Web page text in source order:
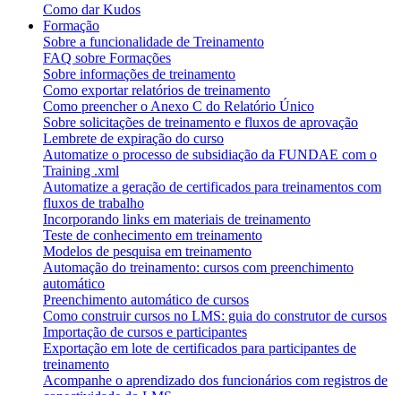
Como dar Kudos
Formação
Sobre a funcionalidade de Treinamento
FAQ sobre Formações
Sobre informações de treinamento
Como exportar relatórios de treinamento
Como preencher o Anexo C do Relatório Único
Sobre solicitações de treinamento e fluxos de aprovação
Lembrete de expiração do curso
Automatize o processo de subsidiação da FUNDAE com o
Training .xml
Automatize a geração de certificados para treinamentos com
fluxos de trabalho
Incorporando links em materiais de treinamento
Teste de conhecimento em treinamento
Modelos de pesquisa em treinamento
Automação do treinamento: cursos com preenchimento
automático
Preenchimento automático de cursos
Como construir cursos no LMS: guia do construtor de cursos
Importação de cursos e participantes
Exportação em lote de certificados para participantes de
treinamento
Acompanhe o aprendizado dos funcionários com registros de